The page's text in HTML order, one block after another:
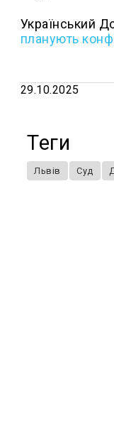
Український
планують
29.10.2025
Теги
Львів Суд